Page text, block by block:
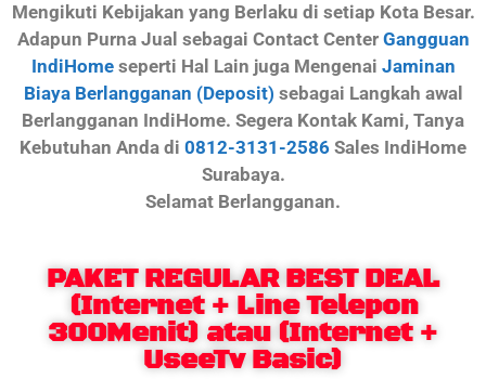
Mengikuti Kebijakan yang Berlaku di setiap Kota Besar.
Adapun Purna Jual sebagai Contact Center Gangguan
IndiHomeseperti Hal Lain juga Mengenai Jaminan
Biaya Berlangganan (Deposit) sebagai Langkah awal
Berlangganan IndiHome. Segera Kontak Kami, Tanya
Kebutuhan Anda di 0812-3131-2586 Sales IndiHome
Surabaya.
Selamat Berlangganan.
PAKET REGULAR BEST DEAL
(Internet + Line Telepon
300Menit) atau (Internet +
UseeTv Basic)